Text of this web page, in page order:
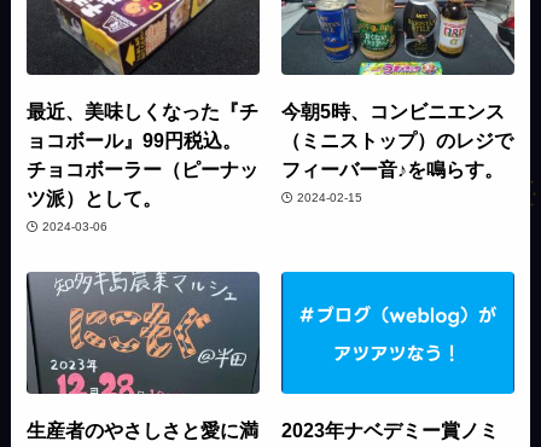
最近、美味しくなった『チ
ョコボール』99円税込。
チョコボーラー（ピーナッ
ツ派）として。
2024-03-06
今朝5時、コンビニエンス
（ミニストップ）のレジで
フィーバー音♪を鳴らす。
2024-02-15
生産者のやさしさと愛に満
2023年ナベデミー賞ノミ